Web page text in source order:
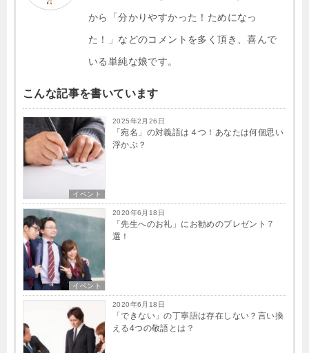
から「分かりやすかった！ためになっ
た！」などのコメントを多く頂き、喜んで
いる単純な娘です。
こんな記事を書いています
イベント
2025年2月26日
「宛名」の対義語は４つ！あなたは何個思い
浮かぶ？
イベント
2020年6月18日
「先生へのお礼」にお勧めのプレゼント７
選！
2020年6月18日
「できない」の丁寧語は存在しない？言い換
える4つの敬語とは？